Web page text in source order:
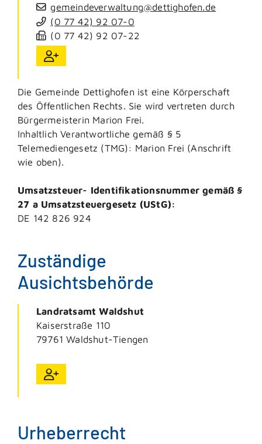
gemeindeverwaltung@dettighofen.de
(0 77 42) 92 07-0
(0 77 42) 92 07-22
Die Gemeinde Dettighofen ist eine Körperschaft
des Öffentlichen Rechts. Sie wird vertreten durch
Bürgermeisterin Marion Frei.
Inhaltlich Verantwortliche gemäß § 5
Telemediengesetz (TMG): Marion Frei (Anschrift
wie oben).
Umsatzsteuer- Identifikationsnummer gemäß §
27 a Umsatzsteuergesetz (UStG):
DE 142 826 924
Zuständige
Ausichtsbehörde
Landratsamt Waldshut
Kaiserstraße 110
79761 Waldshut-Tiengen
Urheberrecht